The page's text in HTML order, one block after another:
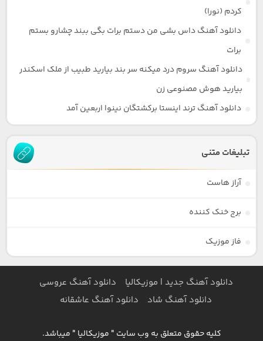
کردم (نورا)
دانلود آهنگ داس بشی من دستم برات بگی ببند چشارو بستم
برات
دانلود آهنگ سروم درد میکنه سر بند بیارید طبیب از ملک اسکندر
بیارید هوش مصنوعی زن
دانلود آهنگ ترند اینستا برکشتگان نینوا اربعین آمد
تبلیغات متنی
آراز هاست
برج خنک کننده
فاز موزیک
دانلود آهنگ جدید | موزیکالیا
دانلود آهنگ عروسی
دانلود آهنگ شاد
دانلود آهنگ عاشقانه
کلیه حقوق متعلق به وب سایت " موزیکالیا " میباشد.